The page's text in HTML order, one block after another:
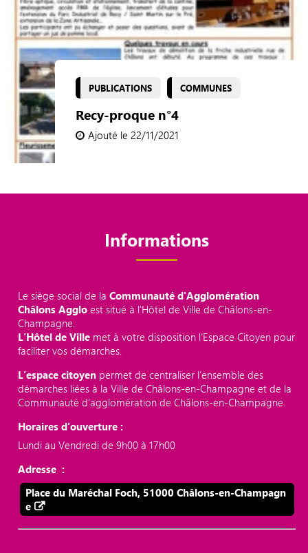
PUBLICATIONS COMMUNES
Recy-proque n°4
Ajouté le 22/11/2021
Informations
Le siège social de laCommunauté d'Agglomération
Châlons Aggloest situé à l'Hôtel de Ville de Châlons-en-
Champagne.
L’Hôtel de Ville met à votre disposition l’Espace Citoyen pour
faciliter vos démarches.
L’espace citoyen permet de centraliser l’ensemble des
démarches liées à la Ville de Châlons-en-Champagne et de la
Communauté d’agglomération de Châlons-en-Champagne.
Horaires d'ouverture :
Lundi au Vendredi de 9h00 à 17h00
Adresse :
Place du Maréchal Foch, 51000 Châlons-en-Champagn
e